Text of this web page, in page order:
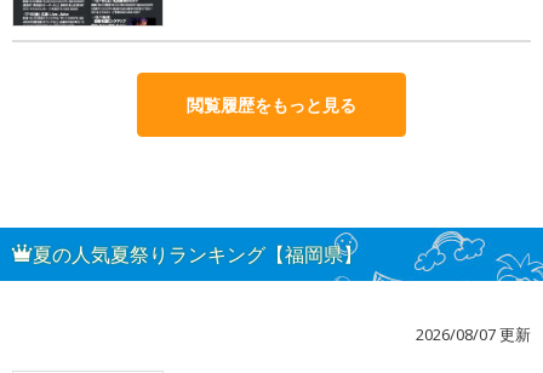
閲覧履歴をもっと見る
夏の人気夏祭りランキング【福岡県】
2026/08/07 更新